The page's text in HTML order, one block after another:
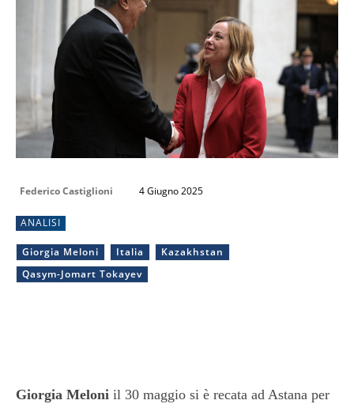
Federico Castiglioni 4 Giugno 2025
ANALISI
Giorgia Meloni Italia
Kazakhstan
Qasym-Jomart Tokayev
Giorgia Meloni il 30 maggio si è recata ad Astana per